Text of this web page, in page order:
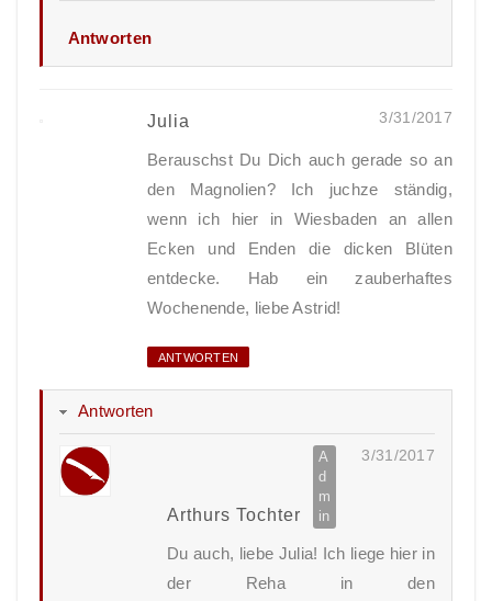
Antworten
Julia 3/31/2017
Berauschst Du Dich auch gerade so an
den Magnolien? Ich juchze ständig,
wenn ich hier in Wiesbaden an allen
Ecken und Enden die dicken Blüten
entdecke. Hab ein zauberhaftes
Wochenende, liebe Astrid!
ANTWORTEN
Antworten
Arthurs Tochter
3/31/2017
Du auch, liebe Julia! Ich liege hier in
der Reha in den